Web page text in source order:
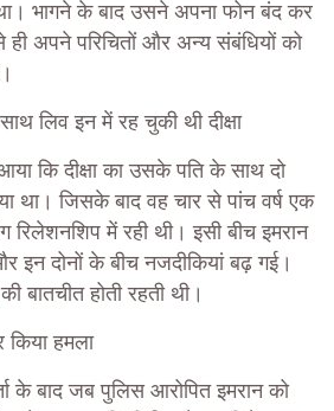
भागने के बाद उसने अपना फोन बंद कर
ही अपने परिचितों और अन्य संबंधियों को
लिव इन में रह चुकी थी दीक्षा
कि दीक्षा का उसके पति के साथ दो
था। जिसके बाद वह चार से पांच वर्ष एक
में रही थी। इसी बीच इमरान
दोनों के बीच नजदीकियां बढ़ गई।
बातचीत होती रहती थी।
किया हमला
के बाद जब पुलिस आरोपित इमरान को